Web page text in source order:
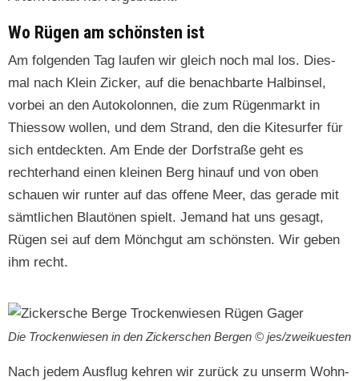
Wo Rügen am schönsten ist
Am fol­gen­den Tag laufen wir gle­ich noch mal los. Dies­
mal nach Klein Zick­er, auf die benach­barte Hal­binsel,
vor­bei an den Autokolon­nen, die zum Rügen­markt in
Thies­sow wollen, und dem Strand, den die Kitesurfer für
sich ent­deck­ten. Am Ende der Dorf­s­traße geht es
rechter­hand einen kleinen Berg hin­auf und von oben
schauen wir runter auf das offene Meer, das ger­ade mit
sämtlichen Blautö­nen spielt. Jemand hat uns gesagt,
Rügen sei auf dem Mönchgut am schön­sten. Wir geben
ihm recht.
Die Trock­en­wiesen in den Zick­er­schen Bergen © jes/zweikuesten
Nach jedem Aus­flug kehren wir zurück zu unserm Wohn­